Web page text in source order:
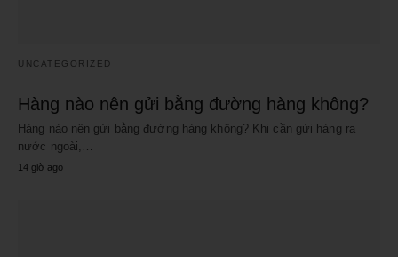
UNCATEGORIZED
Hàng nào nên gửi bằng đường hàng không?
Hàng nào nên gửi bằng đường hàng không? Khi cần gửi hàng ra
nước ngoài,…
14 giờ ago